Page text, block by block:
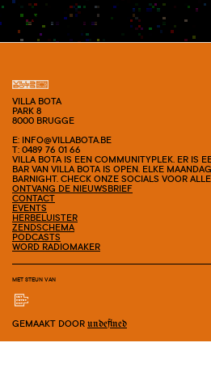
#SHOW
VILLA BOTA
PARK 8
8000 BRUGGE
E: INFO@VILLABOTA.BE
T: 0489 76 01 66
VILLA BOTA IS EEN COMMUNITYPLEK. ER IS
BAR VAN VILLA BOTA IS OPEN. ELKE
BARNIGHT. CHECK ONZE SOCIALS VOOR
ONTVANG DE NIEUWSBRIEF
CONTACT
EVENTS
HERBELUISTER
ZENDSCHEMA
PODCASTS
WORD RADIOMAKER
MET STEUN VAN
GEMAAKT DOOR undefined